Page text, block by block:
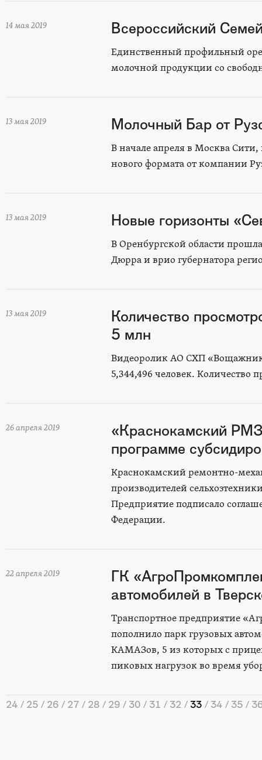
14 мая 2019 Всероссийский
Единственный профильный
молочной продукции со
13 мая 2019 Молочный Бар от
В начале апреля в Москва
нового формата от компании
13 мая 2019 Новые горизонты
В Оренбургской области
Дюрра и врио губернатора
13 мая 2019
Количество
5 млн
Видеоролик АО СХП
5,344,496 человек. Количество
26 апреля 2019
«Краснокамский
программе
Краснокамский ремонтно-
производителей
Предприятие подписало
Федерации.
22 апреля 2019
ГК
автомобилей в
Транспортное предприятие
пополнило парк грузовых
КАМАЗов, 5 из которых с
пиковых нагрузок во время
24 25 26 27 28 29 30 31 32 33 34 35